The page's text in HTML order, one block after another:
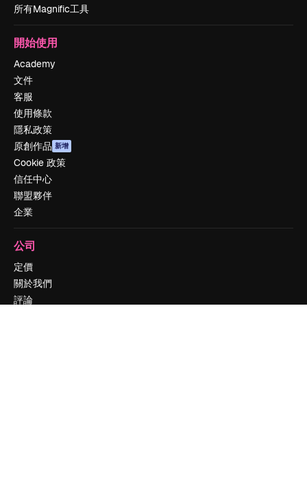
所有Magnific工具
開始使用
Academy
文件
客服
使用條款
隱私政策
原創作品 新增
Cookie 政策
信任中心
聯盟夥伴
企業
公司
定價
關於我們
評論